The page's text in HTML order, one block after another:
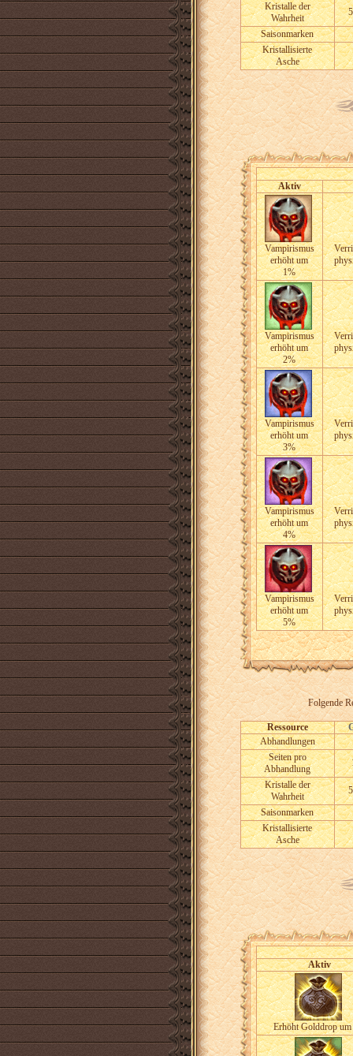
Kristalle der
Wahrheit
Saisonmarken
Kristallisierte
Asche
Aktiv
Vampirismus
erhöht um
1%
Vampirismus
erhöht um
2%
Vampirismus
erhöht um
3%
Vampirismus
erhöht um
4%
Vampirismus
erhöht um
5%
Folgende
Ressource
Abhandlungen
Seiten pro
Abhandlung
Kristalle der
Wahrheit
Saisonmarken
Kristallisierte
Asche
Aktiv
Erhöht Golddrop um